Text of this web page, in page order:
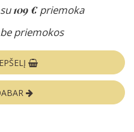
109 €priemoka
priemokos